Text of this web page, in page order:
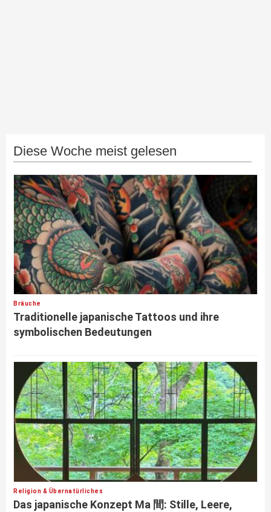
Diese Woche meist gelesen
Bräuche
Traditionelle japanische Tattoos und ihre
symbolischen Bedeutungen
Religion & Übernatürliches
Das japanische Konzept Ma 間: Stille, Leere,